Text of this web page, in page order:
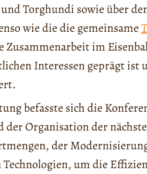
Torghundi sowie über
wie die die gemeinsame
Zusammenarbeit im
Interessen geprägt ist
befasste sich die
Organisation der
der
um die